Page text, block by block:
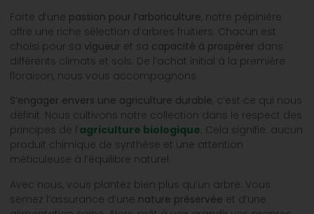
Forte d’une passion pour l’arboriculture, notre pépinière
offre une riche sélection d’arbres fruitiers. Chacun est
choisi pour sa vigueur et sa capacité à prospérer dans
différents climats et sols. De l’achat initial à la première
floraison, nous vous accompagnons.
S’engager envers une agriculture durable, c’est ce qui nous
définit. Nous cultivons notre collection dans le respect des
principes de l’agriculture biologique . Cela signifie: aucun
produit chimique de synthèse et une attention
méticuleuse à l’équilibre naturel.
Avec nous, vous plantez bien plus qu’un arbre. Vous
semez l’assurance d’une nature préservée et d’une